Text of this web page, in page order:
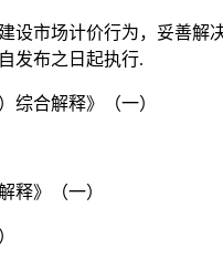
设市场计价行为，妥善
发布之日起执行.
综合解释》（一）
释》（一）